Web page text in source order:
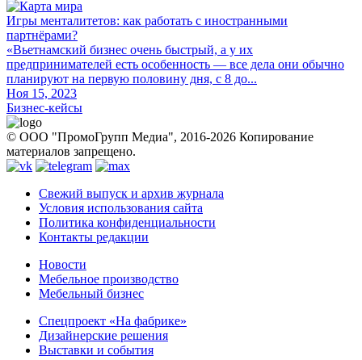
Игры менталитетов: как работать с иностранными
партнёрами?
«Вьетнамский бизнес очень быстрый, а у их
предпринимателей есть особенность — все дела они обычно
планируют на первую половину дня, с 8 до...
Ноя 15, 2023
Бизнес-кейсы
© ООО "ПромоГрупп Медиа", 2016-2026 Копирование
материалов запрещено.
Свежий выпуск и архив журнала
Условия использования сайта
Политика конфиденциальности
Контакты редакции
Новости
Мебельное производство
Мебельный бизнес
Спецпроект «На фабрике»
Дизайнерские решения
Выставки и события